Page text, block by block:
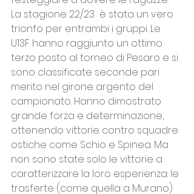
La stagione 22/23  è stata un vero
trionfo per entrambi i gruppi. Le
U13F hanno raggiunto un ottimo
terzo posto al torneo di Pesaro e si
sono classificate seconde pari
merito nel girone argento del
campionato. Hanno dimostrato
grande forza e determinazione,
ottenendo vittorie contro squadre
ostiche come Schio e Spinea. Ma
non sono state solo le vittorie a
caratterizzare la loro esperienza: le
trasferte (come quella a Murano)